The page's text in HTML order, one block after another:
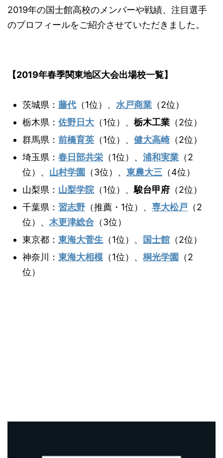
2019年の国士館高校のメンバーや戦績、注目選手
のプロフィールをご紹介させていただきました。
【2019年春季関東地区大会出場校一覧】
茨城県： 藤代 （1位）、 水戸商業 （2位）
栃木県： 佐野日大 （1位）、 栃木工業 （2位）
群馬県： 前橋育英 （1位）、 健大高崎（2位）
埼玉県： 春日部共栄 （1位）、 浦和実業 （2
位）、 山村学園 （3位）、 東農大三 （4位）
山梨県： 山梨学院（1位）、駿台甲府 （2位）
千葉県： 習志野 （推薦・1位）、 専大松戸 （2
位）、 木更津総合 （3位）
東京都： 東海大菅生 （1位）、 国士館 （2位）
神奈川： 東海大相模 （1位）、 桐光学園 （2
位）